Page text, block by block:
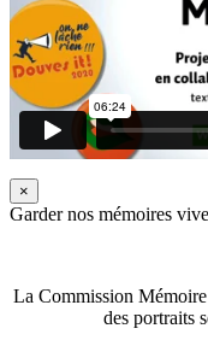
×
Garder nos mémoires
La Commission
des portraits